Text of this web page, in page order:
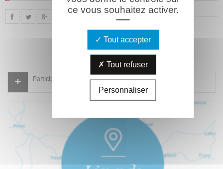
Participer à l'indexation du Mémorial virtuel
ce vous souhaitez activer.
Tout accepter
Tout refuser
Personnaliser